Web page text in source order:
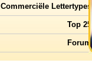
Commerciële Lettertypes
Top 25
Forum